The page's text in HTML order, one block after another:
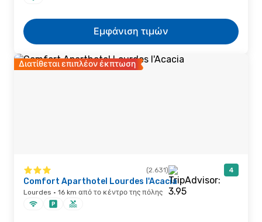
Εμφάνιση τιμών
Διατίθεται επιπλέον έκπτωση
(2.631) 4
Comfort Aparthotel Lourdes l'Acacia
Lourdes · 16 km από το κέντρο της πόλης